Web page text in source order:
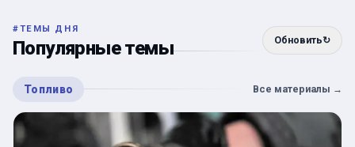
#ТЕМЫ ДНЯ
Популярные темы Обновить↻
Топливо Все материалы →